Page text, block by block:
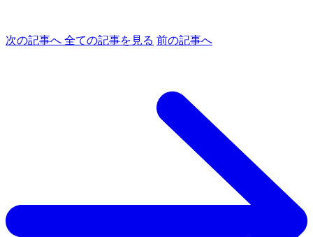
次の記事へ 全ての記事を見る 前の記事へ